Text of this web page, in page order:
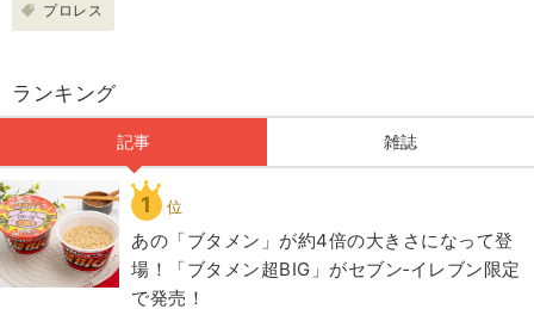
プロレス
ランキング
記事 雑誌
1 位
あの「ブタメン」が約4倍の大きさになって登
場！「ブタメン超BIG」がセブン‐イレブン限定
で発売！